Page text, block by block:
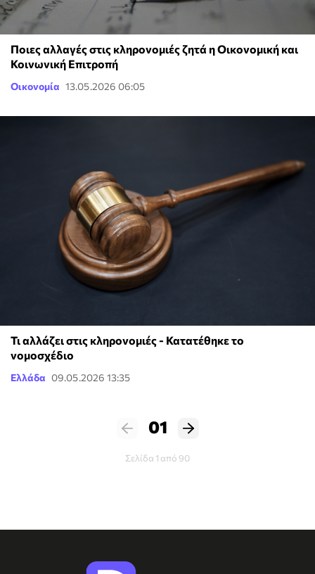
Ποιες αλλαγές στις κληρονομιές ζητά η Οικονομική και
Κοινωνική Επιτροπή
Οικονομία 13.05.2026 06:05
Τι αλλάζει στις κληρονομιές - Κατατέθηκε το
νομοσχέδιο
Ελλάδα 09.05.2026 13:35
01
Σελίδα 1 από 90